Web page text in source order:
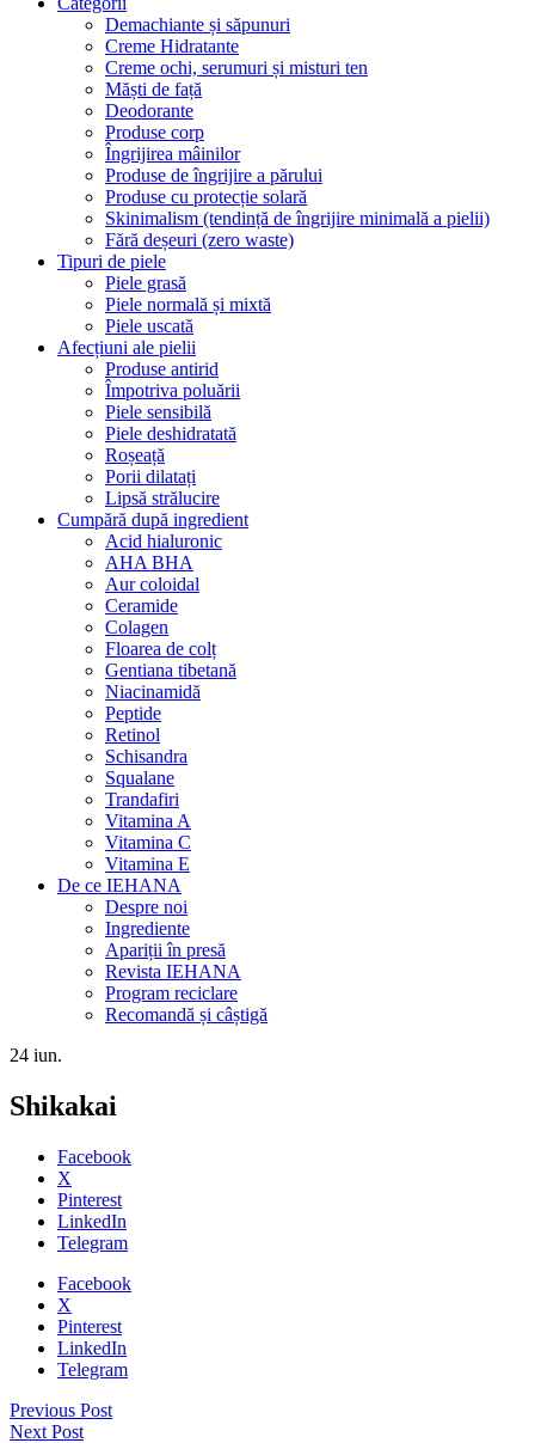
Demachiante și săpunuri
Creme Hidratante
Creme ochi, serumuri și misturi ten
Măști de față
Deodorante
Produse corp
Îngrijirea mâinilor
Produse de îngrijire a părului
Produse cu protecție solară
Skinimalism (tendință de îngrijire minimală a pielii)
Fără deșeuri (zero waste)
Tipuri de piele
Piele grasă
Piele normală și mixtă
Piele uscată
Afecțiuni ale pielii
Produse antirid
Împotriva poluării
Piele sensibilă
Piele deshidratată
Roșeață
Porii dilatați
Lipsă strălucire
Cumpără după ingredient
Acid hialuronic
AHA BHA
Aur coloidal
Ceramide
Colagen
Floarea de colț
Gentiana tibetană
Niacinamidă
Peptide
Retinol
Schisandra
Squalane
Trandafiri
Vitamina A
Vitamina C
Vitamina E
De ce IEHANA
Despre noi
Ingrediente
Apariții în presă
Revista IEHANA
Program reciclare
Recomandă și câștigă
24 iun.
Shikakai
Facebook
X
Pinterest
LinkedIn
Telegram
Facebook
X
Pinterest
LinkedIn
Telegram
Previous Post
Next Post